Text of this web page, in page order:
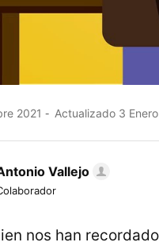
2021 Actualizado 3
Vallejo
nos han